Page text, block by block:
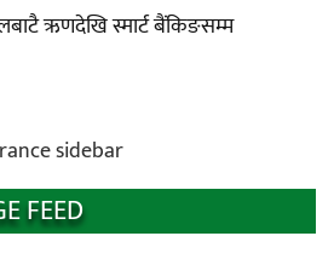
ऋणदेखि स्मार्ट बैंकिङसम्म
FEED